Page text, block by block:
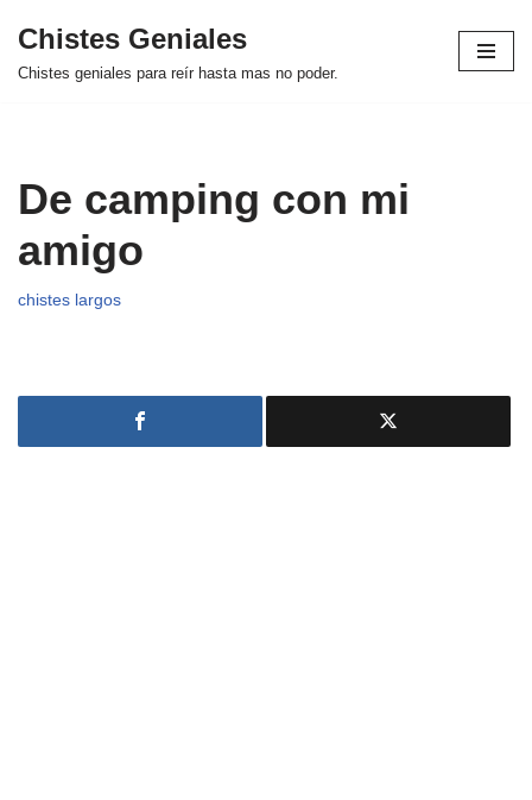
Saltar
Chistes Geniales
Chistes geniales para reír hasta mas no poder.
De camping con mi
amigo
chistes largos